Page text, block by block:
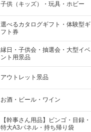
子供（キッズ）・玩具・ホビー
選べるカタログギフト・体験型ギ
フト券
縁日・子供会・抽選会・大型イベ
ント用景品
アウトレット景品
お酒・ビール・ワイン
【幹事さん用品】ビンゴ・目録・
特大A3パネル・持ち帰り袋